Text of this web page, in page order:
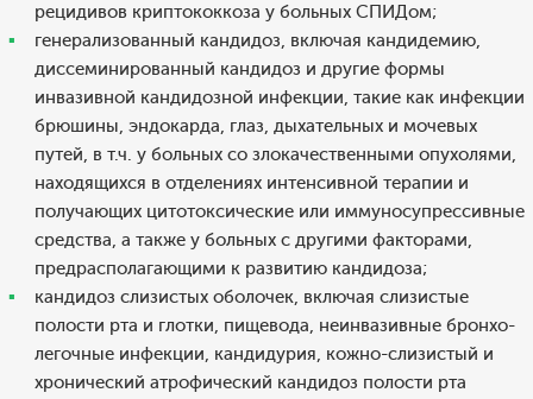
рецидивов криптококкоза у больных СПИДом;
генерализованный кандидоз, включая кандидемию,
диссеминированный кандидоз и другие формы
инвазивной кандидозной инфекции, такие как инфекции
брюшины, эндокарда, глаз, дыхательных и мочевых
путей, в т.ч. у больных со злокачественными опухолями,
находящихся в отделениях интенсивной терапии и
получающих цитотоксические или иммуносупрессивные
средства, а также у больных с другими факторами,
предрасполагающими к развитию кандидоза;
кандидоз слизистых оболочек, включая слизистые
полости рта и глотки, пищевода, неинвазивные бронхо-
легочные инфекции, кандидурия, кожно-слизистый и
хронический атрофический кандидоз полости рта